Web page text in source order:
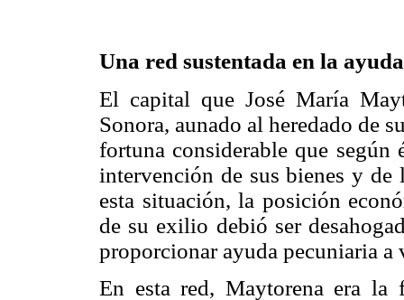
Una red sustentada en la
El capital que José María
Sonora, aunado al heredado de
fortuna considerable que
intervención de sus bienes y de
esta situación, la posición
de su exilio debió ser
proporcionar ayuda pecuniaria
En esta red, Maytorena era la